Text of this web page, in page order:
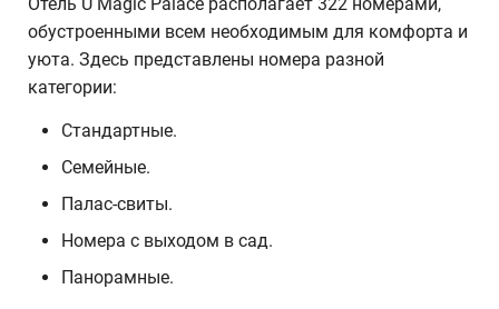
обустроенными всем необходимым для комфорта и
уюта. Здесь представлены номера разной
категории:
Стандартные.
Семейные.
Палас-свиты.
Номера с выходом в сад.
Панорамные.